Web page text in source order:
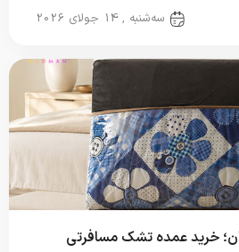
سه‌شنبه , 14 جولای 2026
خرید عمده تشک مسافرتی